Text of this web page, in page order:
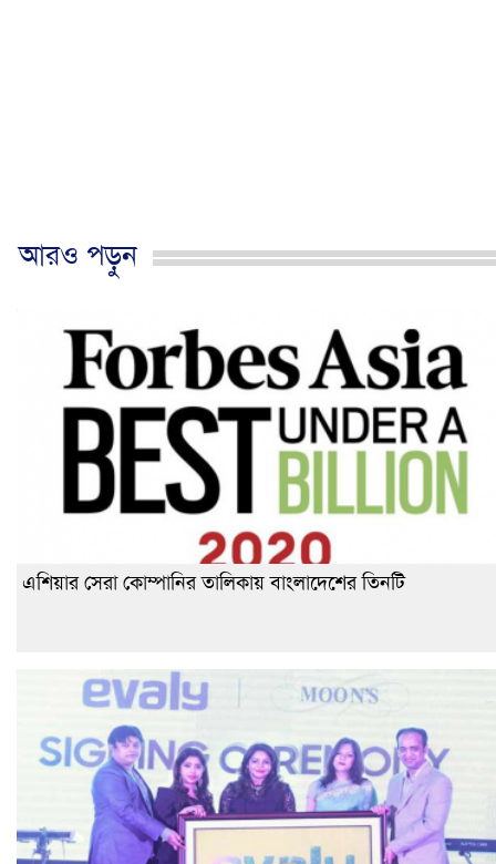
আরও পড়ুন
এশিয়ার সেরা কোম্পানির তালিকায় বাংলাদেশের তিনটি